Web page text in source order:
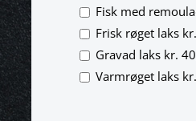
Fisk med
Frisk røget laks
Gravad laks kr.
Varmrøget laks